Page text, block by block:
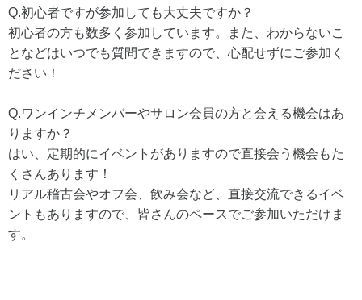
Q.初心者ですが参加しても大丈夫ですか？
初心者の方も数多く参加しています。また、わからないこ
となどはいつでも質問できますので、心配せずにご参加く
ださい！
Q.ワンインチメンバーやサロン会員の方と会える機会はあ
りますか？
はい、定期的にイベントがありますので直接会う機会もた
くさんあります！
リアル稽古会やオフ会、飲み会など、直接交流できるイベ
ントもありますので、皆さんのペースでご参加いただけま
す。